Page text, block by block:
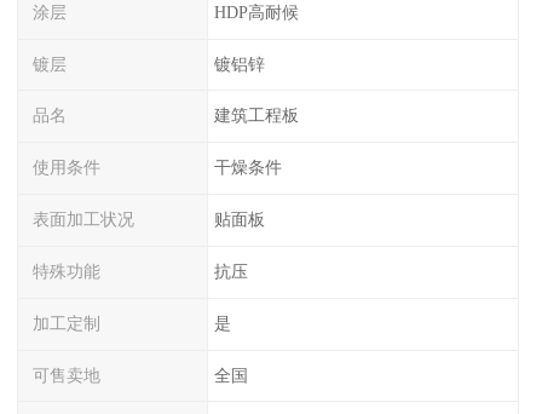
涂层 HDP高耐候
镀层 镀铝锌
品名 建筑工程板
使用条件 干燥条件
表面加工状况 贴面板
特殊功能 抗压
加工定制 是
可售卖地 全国